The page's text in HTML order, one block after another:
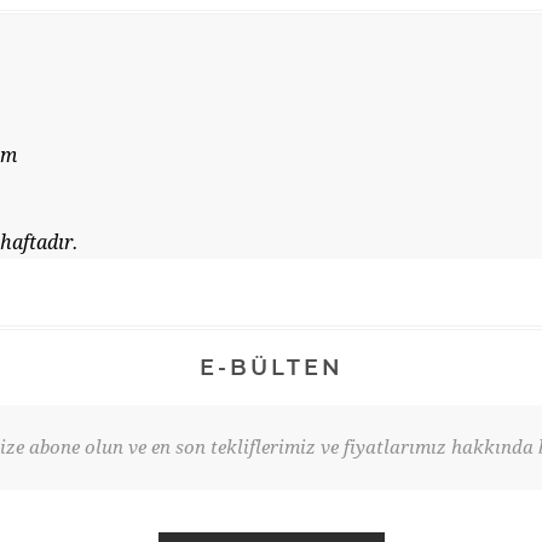
E-BÜLTEN
abone olun ve en son tekliflerimiz ve fiyatlarımız hakkında